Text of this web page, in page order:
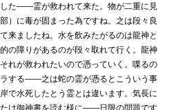
た——霊が救われて来た。物が二重に見
）に毒が固まった為ですね。之は段々良
来ましたね。水を飲みたがるのは龍神と
の障りがあるのが段々取れて行く。龍神
れが救われたいので憑っていく。喋るの
する——之は蛇の霊が憑るとこういう事
で水死したとう霊とは違います。気長に
け御神書を読む様に——日限の問題です